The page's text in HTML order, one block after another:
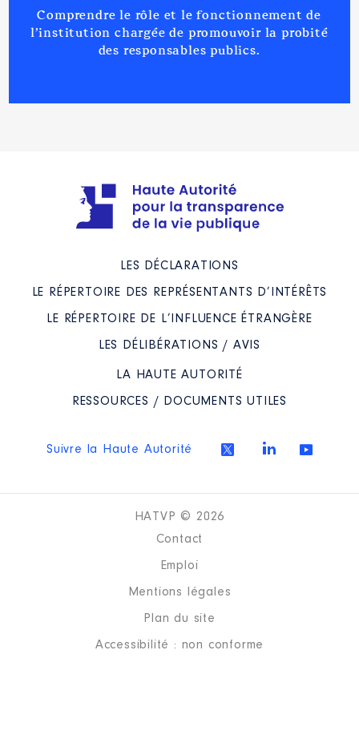
Comprendre le rôle et le fonctionnement de
l’institution chargée de promouvoir la probité
des responsables publics.
LES DÉCLARATIONS
LE RÉPERTOIRE DES REPRÉSENTANTS D’INTÉRÊTS
LE RÉPERTOIRE DE L’INFLUENCE ÉTRANGÈRE
LES DÉLIBÉRATIONS / AVIS
LA HAUTE AUTORITÉ
RESSOURCES / DOCUMENTS UTILES
Suivre la Haute Autorité
HATVP © 2026
Contact
Emploi
Mentions légales
Plan du site
Accessibilité : non conforme